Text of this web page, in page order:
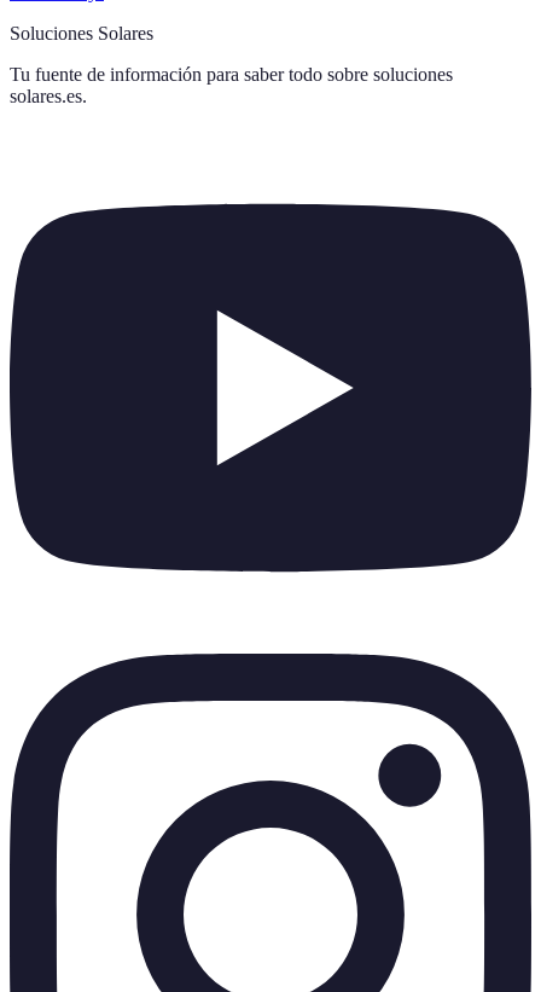
Soluciones Solares
Tu fuente de información para saber todo sobre soluciones
solares.es.